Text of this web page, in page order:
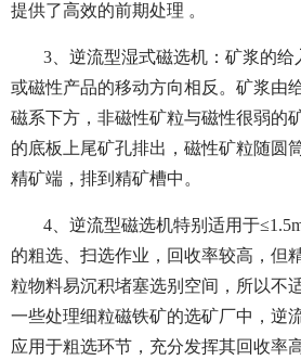
提供了高效的前期处理 。
3、逆流型湿式磁选机：矿浆的给
或磁性产品的移动方向相反。矿浆由
磁系下方，非磁性矿粒与磁性很弱的
的底板上尾矿孔排出，磁性矿粒随圆
精矿端，排到精矿槽中。
4、逆流型磁选机特别适用于
的粗选、扫选作业，回收率较高，但
粒物料易沉积堵塞选别空间，所以不
一些处理细粒磁铁矿的选矿厂中，逆
应用于粗选环节，充分发挥其回收率